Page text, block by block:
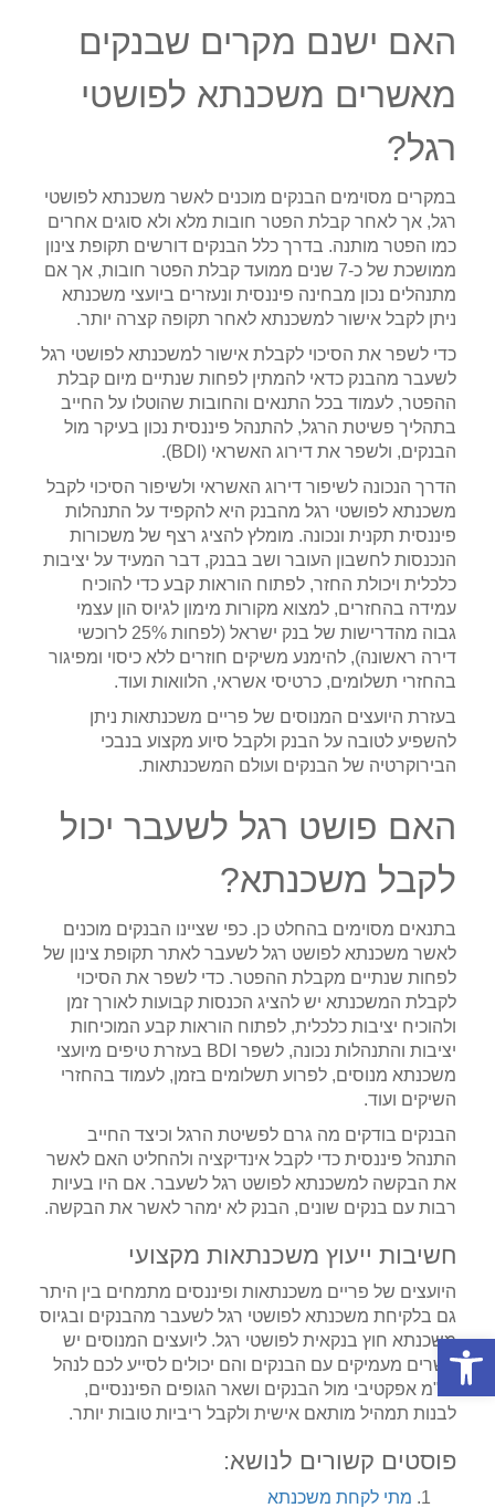
האם ישנם מקרים שבנקים
מאשרים משכנתא לפושטי
רגל?
במקרים מסוימים הבנקים מוכנים לאשר משכנתא לפושטי
רגל, אך לאחר קבלת הפטר חובות מלא ולא סוגים אחרים
כמו הפטר מותנה. בדרך כלל הבנקים דורשים תקופת צינון
ממושכת של כ-7 שנים ממועד קבלת הפטר חובות, אך אם
מתנהלים נכון מבחינה פיננסית ונעזרים ביועצי משכנתא
ניתן לקבל אישור למשכנתא לאחר תקופה קצרה יותר.
כדי לשפר את הסיכוי לקבלת אישור למשכנתא לפושטי רגל
לשעבר מהבנק כדאי להמתין לפחות שנתיים מיום קבלת
ההפטר, לעמוד בכל התנאים והחובות שהוטלו על החייב
בתהליך פשיטת הרגל, להתנהל פיננסית נכון בעיקר מול
הבנקים, ולשפר את דירוג האשראי (BDI).
הדרך הנכונה לשיפור דירוג האשראי ולשיפור הסיכוי לקבל
משכנתא לפושטי רגל מהבנק היא להקפיד על התנהלות
פיננסית תקנית ונכונה. מומלץ להציג רצף של משכורות
הנכנסות לחשבון העובר ושב בבנק, דבר המעיד על יציבות
כלכלית ויכולת החזר, לפתוח הוראות קבע כדי להוכיח
עמידה בהחזרים, למצוא מקורות מימון לגיוס הון עצמי
גבוה מהדרישות של בנק ישראל (לפחות 25% לרוכשי
דירה ראשונה), להימנע משיקים חוזרים ללא כיסוי ומפיגור
בהחזרי תשלומים, כרטיסי אשראי, הלוואות ועוד.
בעזרת היועצים המנוסים של פריים משכנתאות ניתן
להשפיע לטובה על הבנק ולקבל סיוע מקצוע בנבכי
הבירוקרטיה של הבנקים ועולם המשכנתאות.
האם פושט רגל לשעבר יכול
לקבל משכנתא?
בתנאים מסוימים בהחלט כן. כפי שציינו הבנקים מוכנים
לאשר משכנתא לפושט רגל לשעבר לאתר תקופת צינון של
לפחות שנתיים מקבלת ההפטר. כדי לשפר את הסיכוי
לקבלת המשכנתא יש להציג הכנסות קבועות לאורך זמן
ולהוכיח יציבות כלכלית, לפתוח הוראות קבע המוכיחות
יציבות והתנהלות נכונה, לשפר BDI בעזרת טיפים מיועצי
משכנתא מנוסים, לפרוע תשלומים בזמן, לעמוד בהחזרי
השיקים ועוד.
הבנקים בודקים מה גרם לפשיטת הרגל וכיצד החייב
התנהל פיננסית כדי לקבל אינדיקציה ולהחליט האם לאשר
את הבקשה למשכנתא לפושט רגל לשעבר. אם היו בעיות
רבות עם בנקים שונים, הבנק לא ימהר לאשר את הבקשה.
חשיבות ייעוץ משכנתאות מקצועי
היועצים של פריים משכנתאות ופיננסים מתמחים בין היתר
גם בלקיחת משכנתא לפושטי רגל לשעבר מהבנקים ובגיוס
משכנתא חוץ בנקאית לפושטי רגל. ליועצים המנוסים יש
קשרים מעמיקים עם הבנקים והם יכולים לסייע לכם לנהל
מו"מ אפקטיבי מול הבנקים ושאר הגופים הפיננסיים,
לבנות תמהיל מותאם אישית ולקבל ריביות טובות יותר.
פוסטים קשורים לנושא:
מתי לקחת משכנתא
פתח סרגל נגישות